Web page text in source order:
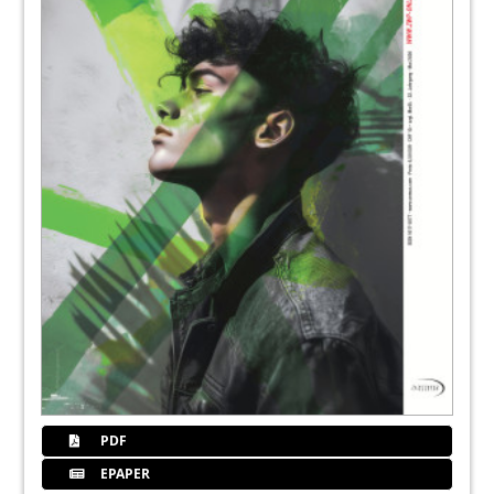
Implantologie für Einsteiger und Experten:
Implantologie Start Up und
Expertensymposium Implantologie 2011
Digitale Zahnmedizin: Digitales Röntgen
und Datensicherheit
Dr. Hendrik Schlegel, Daniela Blanke
Acteon Germany GmbH
48dental brains e. K.
Digitale Zahnmedizin: CAD/CAM-
gefertigte Suprastrukturen im zahnlosen
Kiefer
Dr. med. dent. Sven Rinke, M.Sc., M.Sc., Carsten
Fischer
PDF
EPAPER